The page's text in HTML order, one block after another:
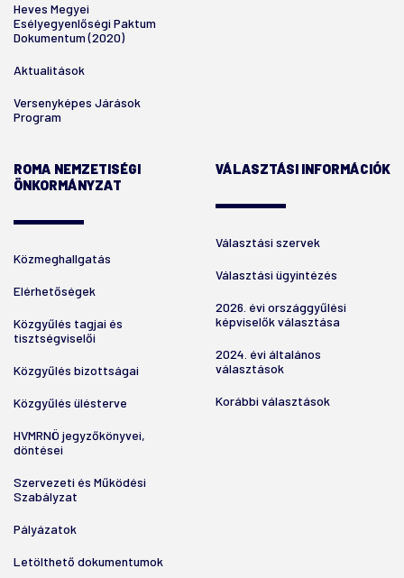
Heves Megyei
Esélyegyenlőségi Paktum
Dokumentum (2020)
Aktualitások
Versenyképes Járások
Program
ROMA NEMZETISÉGI
ÖNKORMÁNYZAT
Közmeghallgatás
Elérhetőségek
Közgyűlés tagjai és
tisztségviselői
Közgyűlés bizottságai
Közgyűlés ülésterve
HVMRNÖ jegyzőkönyvei,
döntései
Szervezeti és Működési
Szabályzat
Pályázatok
Letölthető dokumentumok
VÁLASZTÁSI INFORMÁCIÓK
Választási szervek
Választási ügyintézés
2026. évi országgyűlési
képviselők választása
2024. évi általános
választások
Korábbi választások